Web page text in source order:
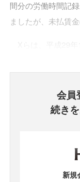
間分の労働時間記
ましたが、未払賃
会員
続き
新規